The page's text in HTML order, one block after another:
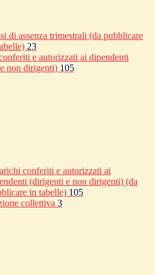
di assenza trimestrali (da pubblicare
23
e autorizzati ai dipendenti
non dirigenti) 105
conferiti e autorizzati ai
(dirigenti e non dirigenti) (da
in tabelle) 105
collettiva 3